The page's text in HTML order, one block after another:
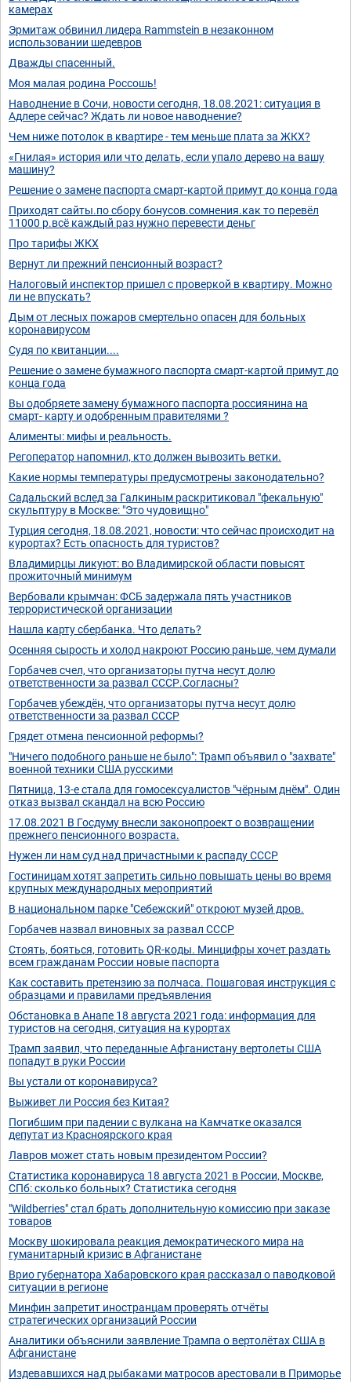
камерах
Эрмитаж обвинил лидера Rammstein в незаконном
использовании шедевров
Дважды спасенный.
Моя малая родина Россошь!
Наводнение в Сочи, новости сегодня, 18.08.2021: ситуация в
Адлере сейчас? Ждать ли новое наводнение?
Чем ниже потолок в квартире - тем меньше плата за ЖКХ?
«Гнилая» история или что делать, если упало дерево на вашу
машину?
Решение о замене паспорта смарт-картой примут до конца года
Приходят сайты.по сбору бонусов.сомнения.как то перевёл
11000 р.всё каждый раз нужно перевести деньг
Про тарифы ЖКХ
Вернут ли прежний пенсионный возраст?
Налоговый инспектор пришел с проверкой в квартиру. Можно
ли не впускать?
Дым от лесных пожаров смертельно опасен для больных
коронавирусом
Судя по квитанции....
Решение о замене бумажного паспорта смарт-картой примут до
конца года
Вы одобряете замену бумажного паспорта россиянина на
смарт- карту и одобренным правителями ?
Алименты: мифы и реальность.
Регоператор напомнил, кто должен вывозить ветки.
Какие нормы температуры предусмотрены законодательно?
Садальский вслед за Галкиным раскритиковал "фекальную"
скульптуру в Москве: "Это чудовищно"
Турция сегодня, 18.08.2021, новости: что сейчас происходит на
курортах? Есть опасность для туристов?
Владимирцы ликуют: во Владимирской области повысят
прожиточный минимум
Вербовали крымчан: ФСБ задержала пять участников
террористической организации
Нашла карту сбербанка. Что делать?
Осенняя сырость и холод накроют Россию раньше, чем думали
Горбачев счел, что организаторы путча несут долю
ответственности за развал СССР.Согласны?
Горбачев убеждён, что организаторы путча несут долю
ответственности за развал СССР
Грядет отмена пенсионной реформы?
"Ничего подобного раньше не было": Трамп объявил о "захвате"
военной техники США русскими
Пятница, 13-е стала для гомосексуалистов "чёрным днём". Один
отказ вызвал скандал на всю Россию
17.08.2021 В Госдуму внесли законопроект о возвращении
прежнего пенсионного возраста.
Нужен ли нам суд над причастными к распаду СССР
Гостиницам хотят запретить сильно повышать цены во время
крупных международных мероприятий
В национальном парке "Себежский" откроют музей дров.
Горбачев назвал виновных за развал СССР
Стоять, бояться, готовить QR-коды. Минцифры хочет раздать
всем гражданам России новые паспорта
Как составить претензию за полчаса. Пошаговая инструкция с
образцами и правилами предъявления
Обстановка в Анапе 18 августа 2021 года: информация для
туристов на сегодня, ситуация на курортах
Трамп заявил, что переданные Афганистану вертолеты США
попадут в руки России
Вы устали от коронавируса?
Выживет ли Россия без Китая?
Погибшим при падении с вулкана на Камчатке оказался
депутат из Красноярского края
Лавров может стать новым президентом России?
Статистика коронавируса 18 августа 2021 в России, Москве,
СПб: сколько больных? Статистика сегодня
"Wildberries" стал брать дополнительную комиссию при заказе
товаров
Москву шокировала реакция демократического мира на
гуманитарный кризис в Афганистане
Врио губернатора Хабаровского края рассказал о паводковой
ситуации в регионе
Минфин запретит иностранцам проверять отчёты
стратегических организаций России
Аналитики объяснили заявление Трампа о вертолётах США в
Афганистане
Издевавшихся над рыбаками матросов арестовали в Приморье